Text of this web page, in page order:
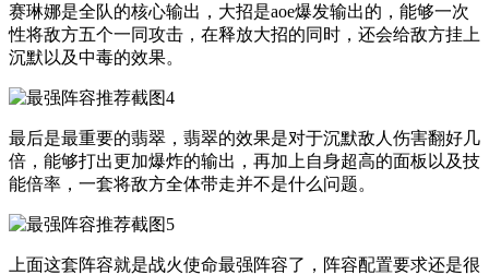
赛琳娜是全队的核心输出，大招是aoe爆发输出的，能够一次
性将敌方五个一同攻击，在释放大招的同时，还会给敌方挂上
沉默以及中毒的效果。
最后是最重要的翡翠，翡翠的效果是对于沉默敌人伤害翻好几
倍，能够打出更加爆炸的输出，再加上自身超高的面板以及技
能倍率，一套将敌方全体带走并不是什么问题。
上面这套阵容就是战火使命最强阵容了，阵容配置要求还是很